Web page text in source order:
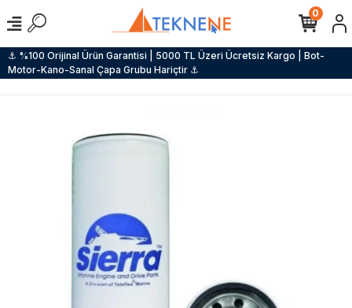
⚓ %100 Orijinal Ürün Garantisi | 5000 TL Üzeri Ücretsiz Kargo | Bot-
Motor-Kano-Sanal Çapa Grubu Hariçtir ⚓
0